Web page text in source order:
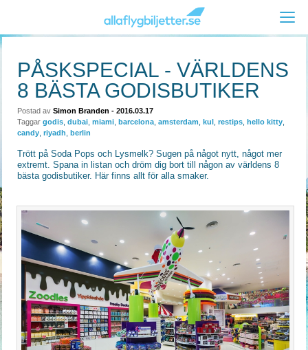
PÅSKSPECIAL - VÄRLDENS
8 BÄSTA GODISBUTIKER
Postad avSimon Branden - 2016.03.17
Taggar godis ,dubai ,miami ,barcelona ,amsterdam ,kul ,restips ,hello kitty
candy ,riyadh ,berlin
Trött på Soda Pops och Lysmelk? Sugen på något nytt, något mer
extremt. Spana in listan och dröm dig bort till någon av världens 8
bästa godisbutiker. Här finns allt för alla smaker.